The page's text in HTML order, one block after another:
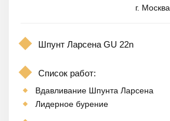
г. Москва
Шпунт Ларсена GU 22n
Список работ:
Вдавливание Шпунта Ларсена
Лидерное бурение